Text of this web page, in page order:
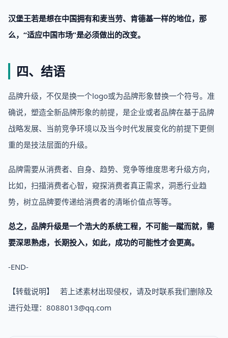
汉堡王若是想在中国拥有和麦当劳、肯德基一样的地位，那
么，“适应中国市场”是必须做出的改变。
四、结语
品牌升级，不仅是换一个logo或为品牌形象替换一个符号。准
确说，塑造全新品牌形象的前提，是企业或者品牌在基于品牌
战略发展、当前竞争环境以及当今时代发展变化的前提下更侧
重的是技法层面的升级。
品牌需要从消费者、自身、趋势、竞争等维度思考升级方向，
比如，扫描消费者心智，窥探消费者真正需求，洞悉行业趋
势，树立品牌要传递给消费者的清晰价值点等等。
总之，品牌升级是一个浩大的系统工程， 不可能一蹴而就，需
要深思熟虑， 长期投入，如此，成功的可能性才会更高。
-END-
【转载说明】 若上述素材出现侵权，请及时联系我们删除及
进行处理：8088013@qq.com